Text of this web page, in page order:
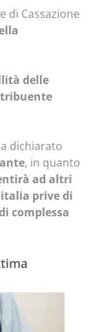
di Cassazione
delle
dichiarato
, in quanto
ad altri
prive di
complessa